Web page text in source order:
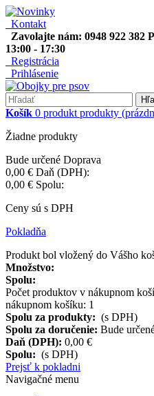
Kontakt
Zavolajte nám: 0948 922 382
13:00 - 17:30
Registrácia
Prihlásenie
Košík 0 produkt produkty
Žiadne produkty
Bude určené Doprava
0,00 € Daň (DPH):
0,00 € Spolu:
Ceny sú s DPH
Pokladňa
Produkt bol vložený do Vášho
Množstvo:
Spolu:
Počet produktov v nákupnom
nákupnom košíku: 1
Spolu za produkty: (s DPH)
Spolu za doručenie: Bude
Daň (DPH): 0,00 €
Spolu: (s DPH)
Prejsť k pokladni
Navigačné menu